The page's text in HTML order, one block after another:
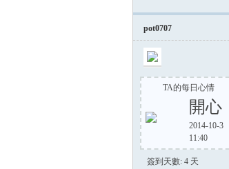
方
pot0707
TA的每日心情
開心
2014-10-3
11:40
簽到天數: 4 天